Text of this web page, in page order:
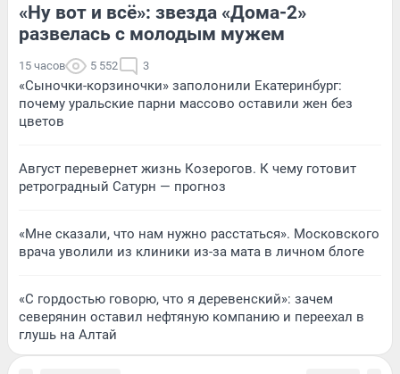
«Ну вот и всё»: звезда «Дома-2»
развелась с молодым мужем
15 часов 5 552 3
«Сыночки-корзиночки» заполонили Екатеринбург:
почему уральские парни массово оставили жен без
цветов
Август перевернет жизнь Козерогов. К чему готовит
ретроградный Сатурн — прогноз
«Мне сказали, что нам нужно расстаться». Московского
врача уволили из клиники из-за мата в личном блоге
«С гордостью говорю, что я деревенский»: зачем
северянин оставил нефтяную компанию и переехал в
глушь на Алтай